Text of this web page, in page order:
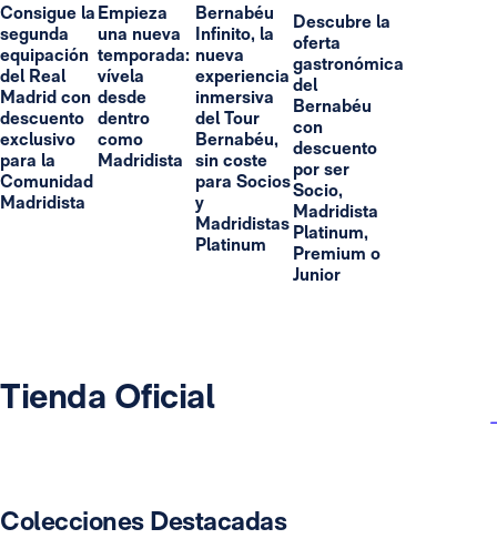
Consigue la
segunda
equipación
del Real
Madrid con
descuento
exclusivo
para la
Comunidad
Madridista
Empieza
una nueva
temporada:
vívela
desde
dentro
como
Madridista
Bernabéu
Infinito, la
nueva
experiencia
inmersiva
del Tour
Bernabéu,
sin coste
para Socios
y
Madridistas
Platinum
Descubre la
oferta
gastronómica
del
Bernabéu
con
descuento
por ser
Socio,
Madridista
Platinum,
Premium o
Junior
Tienda Oficial
Colecciones Destacadas